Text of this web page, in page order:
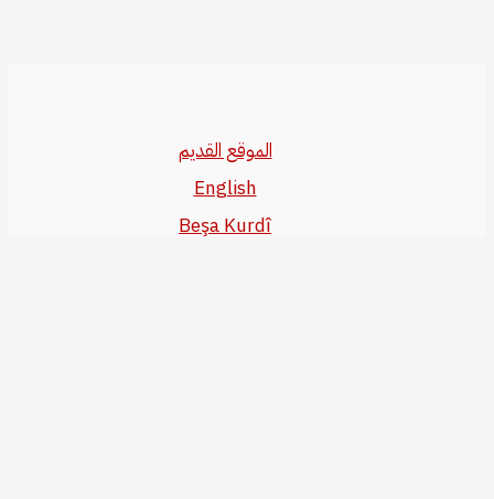
الموقع القديم
English
Beşa Kurdî